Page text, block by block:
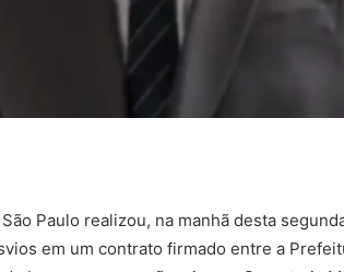
Paulo realizou, na manhã desta
em um contrato firmado entre a